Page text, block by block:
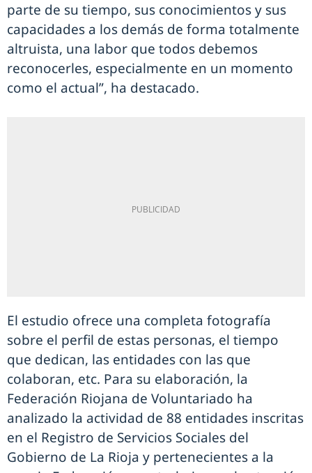
parte de su tiempo, sus conocimientos y sus
capacidades a los demás de forma totalmente
altruista, una labor que todos debemos
reconocerles, especialmente en un momento
como el actual”, ha destacado.
El estudio ofrece una completa fotografía
sobre el perfil de estas personas, el tiempo
que dedican, las entidades con las que
colaboran, etc. Para su elaboración, la
Federación Riojana de Voluntariado ha
analizado la actividad de 88 entidades inscritas
en el Registro de Servicios Sociales del
Gobierno de La Rioja y pertenecientes a la